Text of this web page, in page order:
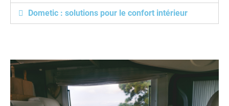
Dometic : solutions pour le confort intérieur